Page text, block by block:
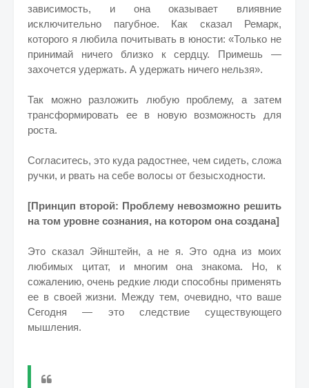
зависимость, и она оказывает влиявние
исключительно пагубное. Как сказал Ремарк,
которого я любила почитывать в юности: «Только не
принимай ничего близко к сердцу. Примешь —
захочется удержать. А удержать ничего нельзя».
Так можно разложить любую проблему, а затем
трансформировать ее в новую возможность для
роста.
Согласитесь, это куда радостнее, чем сидеть, сложа
ручки, и рвать на себе волосы от безысходности.
[Принцип второй: Проблему невозможно решить
на том уровне сознания, на котором она создана]
Это сказал Эйнштейн, а не я. Это одна из моих
любимых цитат, и многим она знакома. Но, к
сожалению, очень редкие люди способны применять
ее в своей жизни. Между тем, очевидно, что ваше
Сегодня — это следствие существующего
мышления.